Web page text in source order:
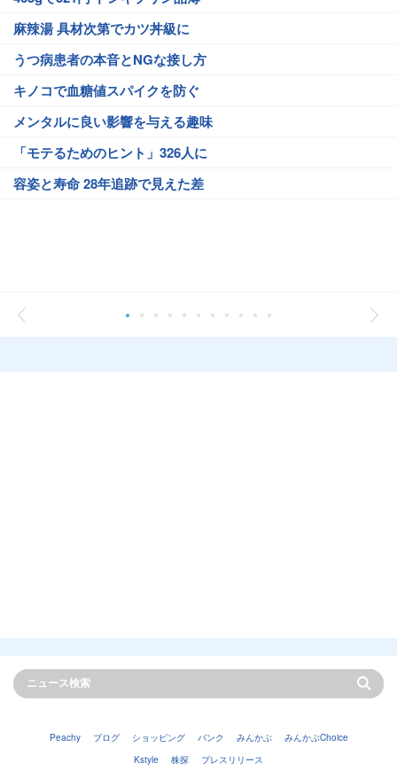
麻辣湯 具材次第でカツ丼級に
うつ病患者の本音とNGな接し方
キノコで血糖値スパイクを防ぐ
メンタルに良い影響を与える趣味
「モテるためのヒント」326人に
容姿と寿命 28年追跡で見えた差
Peachy ブログ ショッピング バンク みんかぶ
みんかぶChoice
Kstyle
株探 プレスリリース